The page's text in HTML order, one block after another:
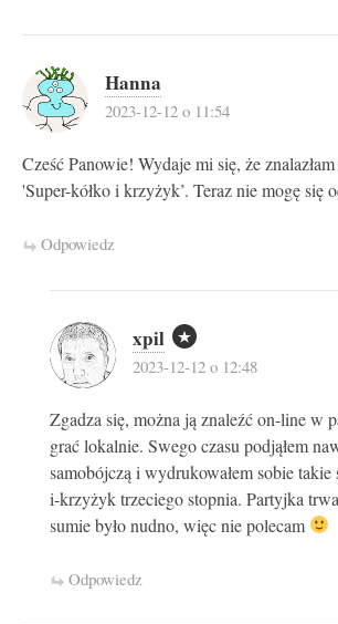
Hanna
2023-12-12 o 11:54
Cześć Panowie! Wydaje mi się, że
'Super-kółko i krzyżyk’. Teraz nie mogę się
Odpowiedz
xpil
2023-12-12 o 12:48
Zgadza się, można ją znaleźć on-line w
grać lokalnie. Swego czasu podjąłem
samobójczą i wydrukowałem sobie takie
i-krzyżyk trzeciego stopnia. Partyjka
sumie było nudno, więc nie polecam
Odpowiedz